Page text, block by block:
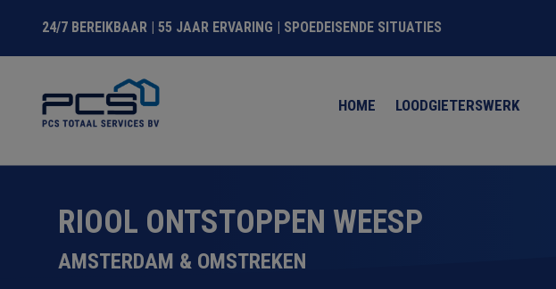
24/7 BEREIKBAAR | 55 JAAR ERVARING | SPOEDEISENDE SITUATIES
HOME LOODGIETERSWERK
RIOOL ONTSTOPPEN WEESP
AMSTERDAM & OMSTREKEN